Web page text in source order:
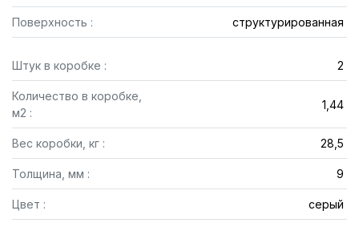
Поверхность : структурированная
Штук в коробке : 2
Количество в коробке,
м2 :
1,44
Вес коробки, кг : 28,5
Толщина, мм : 9
Цвет : серый